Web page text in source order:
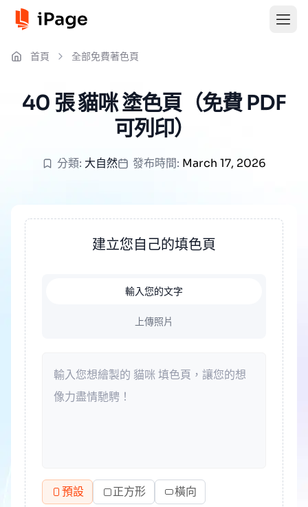
首頁 全部免費著色頁
40 張 貓咪 塗色頁（免費 PDF
可列印）
分類: 大自然 發布時間: March 17, 2026
建立您自己的填色頁
輸入您的文字
上傳照片
預設 正方形 橫向